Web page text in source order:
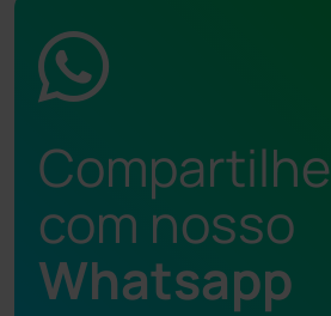
Compartilhe
com nosso
Whatsapp